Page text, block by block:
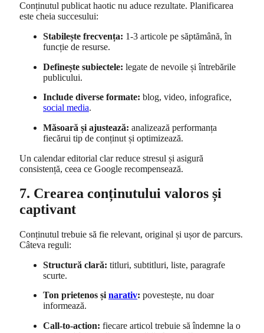
Conținutul publicat haotic nu aduce rezultate. Planificarea
este cheia succesului:
Stabilește frecvența: 1-3 articole pe săptămână, în
funcție de resurse.
Definește subiectele: legate de nevoile și întrebările
publicului.
Include diverse formate: blog, video, infografice,
social media.
Măsoară și ajustează: analizează performanța
fiecărui tip de conținut și optimizează.
Un calendar editorial clar reduce stresul și asigură
consistență, ceea ce Google recompensează.
7. Crearea conținutului valoros și
captivant
Conținutul trebuie să fie relevant, original și ușor de parcurs.
Câteva reguli:
Structură clară: titluri, subtitluri, liste, paragrafe
scurte.
Ton prietenos și narativ: povestește, nu doar
informează.
Call-to-action: fiecare articol trebuie să îndemne la o